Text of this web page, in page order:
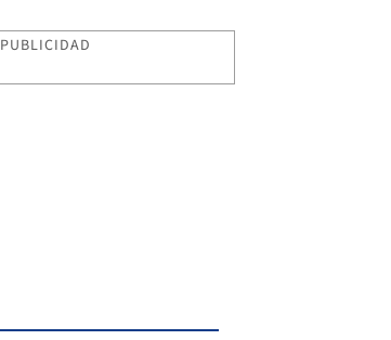
PUBLICIDAD